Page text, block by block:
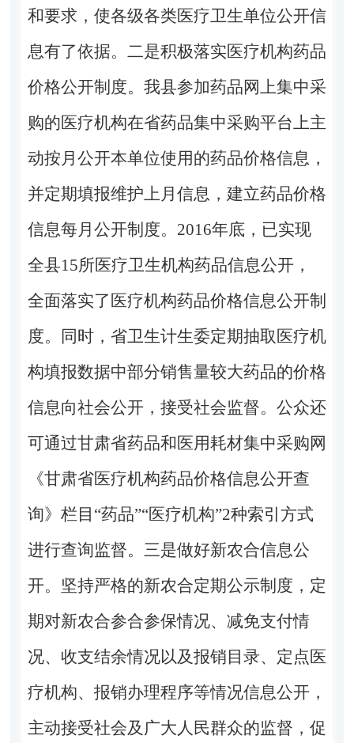
和要求，使各级各类医疗卫生单位公开信
息有了依据。二是积极落实医疗机构药品
价格公开制度。我县参加药品网上集中采
购的医疗机构在省药品集中采购平台上主
动按月公开本单位使用的药品价格信息，
并定期填报维护上月信息，建立药品价格
信息每月公开制度。2016年底，已实现
全县15所医疗卫生机构药品信息公开，
全面落实了医疗机构药品价格信息公开制
度。同时，省卫生计生委定期抽取医疗机
构填报数据中部分销售量较大药品的价格
信息向社会公开，接受社会监督。公众还
可通过甘肃省药品和医用耗材集中采购网
《甘肃省医疗机构药品价格信息公开查
询》栏目“药品”“医疗机构”2种索引方式
进行查询监督。三是做好新农合信息公
开。坚持严格的新农合定期公示制度，定
期对新农合参合参保情况、减免支付情
况、收支结余情况以及报销目录、定点医
疗机构、报销办理程序等情况信息公开，
主动接受社会及广大人民群众的监督，促